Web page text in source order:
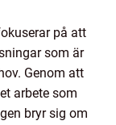
på att
som är
Genom att
arbete som
bryr sig om